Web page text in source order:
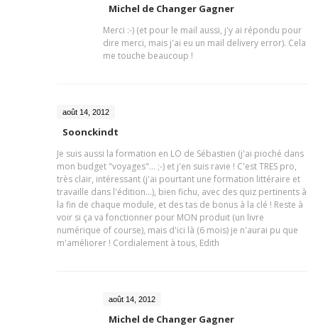
Michel de Changer Gagner
Merci :-) (et pour le mail aussi, j'y ai répondu pour
dire merci, mais j'ai eu un mail delivery error). Cela
me touche beaucoup !
août 14, 2012
Soonckindt
Je suis aussi la formation en LO de Sébastien (j'ai pioché dans
mon budget "voyages"... ;-) et j'en suis ravie ! C'est TRES pro,
très clair, intéressant (j'ai pourtant une formation littéraire et
travaille dans l'édition...), bien fichu, avec des quiz pertinents à
la fin de chaque module, et des tas de bonus à la clé ! Reste à
voir si ça va fonctionner pour MON produit (un livre
numérique of course), mais d'ici là (6 mois) je n'aurai pu que
m'améliorer ! Cordialement à tous, Edith
août 14, 2012
Michel de Changer Gagner